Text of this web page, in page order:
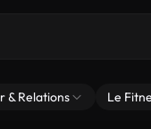
& Relations Le